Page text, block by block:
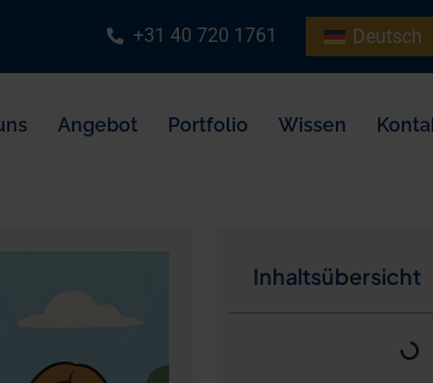
+31 40 720 1761 Deutsch
Angebot Portfolio Wissen
Inhaltsübersicht